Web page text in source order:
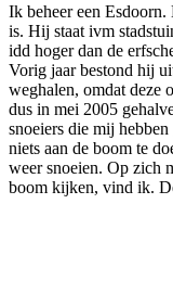
Ik beheer een
is. Hij staat ivm
idd hoger dan de
Vorig jaar bestond hij
weghalen, omdat deze
dus in mei 2005
snoeiers die mij
niets aan de boom te
weer snoeien. Op zich
boom kijken, vind ik.